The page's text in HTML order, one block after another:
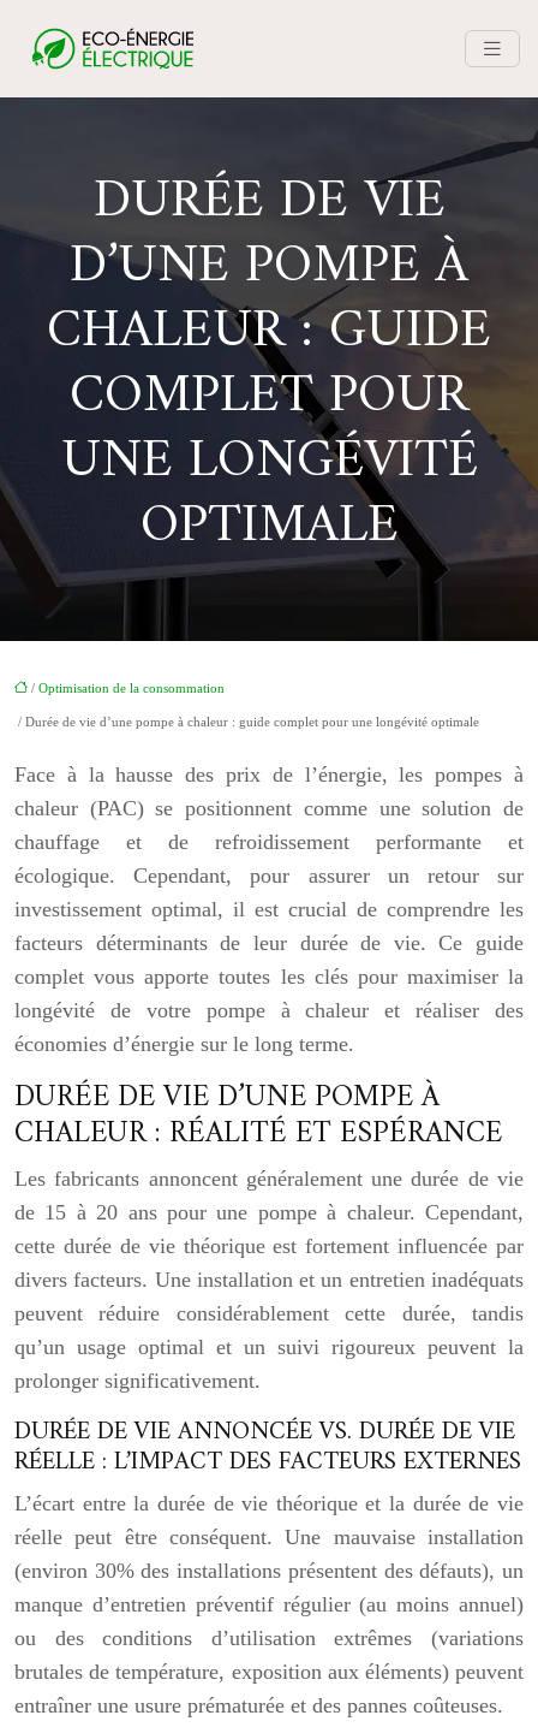
DURÉE DE VIE
D’UNE POMPE À
CHALEUR : GUIDE
COMPLET POUR
UNE LONGÉVITÉ
OPTIMALE
/ Optimisation de la consommation
/ Durée de vie d’une pompe à chaleur : guide complet pour une longévité optimale
Face à la hausse des prix de l’énergie, les pompes à
chaleur (PAC) se positionnent comme une solution de
chauffage et de refroidissement performante et
écologique. Cependant, pour assurer un retour sur
investissement optimal, il est crucial de comprendre les
facteurs déterminants de leur durée de vie. Ce guide
complet vous apporte toutes les clés pour maximiser la
longévité de votre pompe à chaleur et réaliser des
économies d’énergie sur le long terme.
DURÉE DE VIE D’UNE POMPE À
CHALEUR : RÉALITÉ ET ESPÉRANCE
Les fabricants annoncent généralement une durée de vie
de 15 à 20 ans pour une pompe à chaleur. Cependant,
cette durée de vie théorique est fortement influencée par
divers facteurs. Une installation et un entretien inadéquats
peuvent réduire considérablement cette durée, tandis
qu’un usage optimal et un suivi rigoureux peuvent la
prolonger significativement.
DURÉE DE VIE ANNONCÉE VS. DURÉE DE VIE
RÉELLE : L’IMPACT DES FACTEURS EXTERNES
L’écart entre la durée de vie théorique et la durée de vie
réelle peut être conséquent. Une mauvaise installation
(environ 30% des installations présentent des défauts), un
manque d’entretien préventif régulier (au moins annuel)
ou des conditions d’utilisation extrêmes (variations
brutales de température, exposition aux éléments) peuvent
entraîner une usure prématurée et des pannes coûteuses.